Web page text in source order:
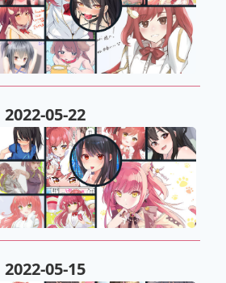
2022-05-22
2022-05-15